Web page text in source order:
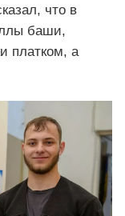
что в
баши,
платком, а